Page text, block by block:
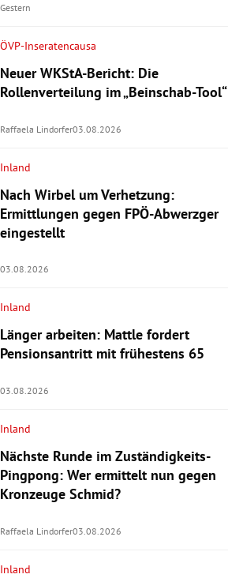
Gestern
ÖVP-Inseratencausa
Neuer WKStA-Bericht: Die
Rollenverteilung im „Beinschab-Tool“
Raffaela Lindorfer03.08.2026
Inland
Nach Wirbel um Verhetzung:
Ermittlungen gegen FPÖ-Abwerzger
eingestellt
03.08.2026
Inland
Länger arbeiten: Mattle fordert
Pensionsantritt mit frühestens 65
03.08.2026
Inland
Nächste Runde im Zuständigkeits-
Pingpong: Wer ermittelt nun gegen
Kronzeuge Schmid?
Raffaela Lindorfer03.08.2026
Inland